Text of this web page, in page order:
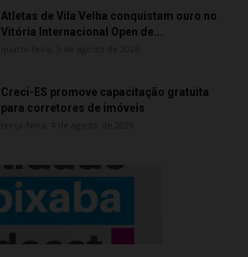
Atletas de Vila Velha conquistam ouro no
Vitória Internacional Open de...
Creci-ES promove capacitação gratuita
para corretores de imóveis